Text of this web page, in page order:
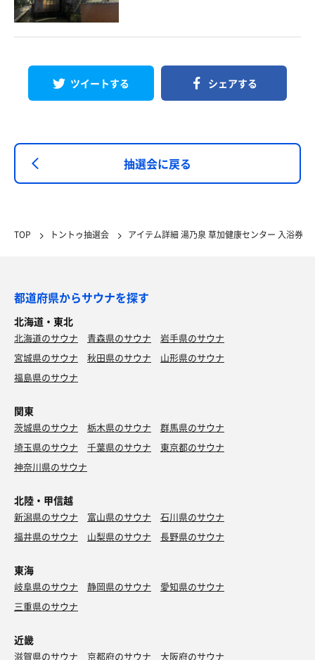
ツイートする シェアする
抽選会に戻る
TOP トントゥ抽選会 アイテム詳細 湯乃泉 草加健康センター 入浴券
都道府県からサウナを探す
北海道・東北
北海道のサウナ 青森県のサウナ
岩手県のサウナ
宮城県のサウナ
秋田県のサウナ
山形県のサウナ
福島県のサウナ
関東
茨城県のサウナ 栃木県のサウナ
群馬県のサウナ
埼玉県のサウナ
千葉県のサウナ
東京都のサウナ
神奈川県のサウナ
北陸・甲信越
新潟県のサウナ 富山県のサウナ
石川県のサウナ
福井県のサウナ
山梨県のサウナ 長野県のサウナ
東海
岐阜県のサウナ 静岡県のサウナ
愛知県のサウナ
三重県のサウナ
近畿
滋賀県のサウナ 京都府のサウナ 大阪府のサウナ